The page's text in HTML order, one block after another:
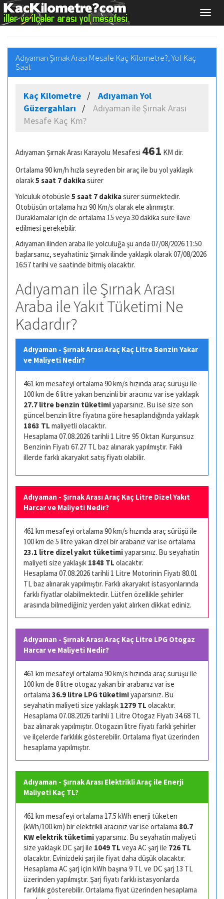
Adıyaman Şırnak Arası Mesafe Kaç Kilometre?, Yol Kaç
Saat
Kaç Kilometre
Adıyaman Yol
Güzergahları
Adıyaman ile Şırnak Arası
Mesafe Kaç Km?
Adıyaman Şırnak Arası Karayolu Mesafesi 461 KM dir.
Ortalama 90 km/h hızla seyreden bir araç ile bu yol yaklaşık
olarak5 saat 7 dakikasürer
Yolculuk otobüsle 5 saat 7 dakikasürer sürmektedir.
Otobüsün ortalama hızı 90 Km/s olarak ele alınmıştır.
Duraklamalar için de ortalama 15 veya 30 dakika süre ilave
edilmesi gerekebilir.
Adıyaman ilinden araba ile yolculuğa şu anda 07/08/2026 11:50
başlarsanız, seyahatiniz Şırnak ilinde yaklaşık olarak 07/08/2026
16:57 tarihi ve saatinde bitmiş olacaktır.
Adıyaman ile Şırnak Arası
Araba ile Yakıt Tüketimi Ne
Kadardır?
Adıyaman - Şırnak Arası Araç Kaç Litre Benzin Yakar
ve Maliyeti Nedir?
461 km mesafeyi ortalama 90 km/s hızında araç sürüşü ile
100 km de 6 litre yakan benzinli bir aracınız var ise yaklaşık
27.7 litre benzin tüketimiyaparsınız. Bu ise size son
güncel benzin litre fiyatına göre hesaplandığında yaklaşık
1863 TL maliyetli olacaktır.
Hesaplama 07.08.2026 tarihli 1 Litre 95 Oktan Kurşunsuz
Benzinin Fiyatı 67.27 TL baz alınarak yapılmıştır. Faklı
illerde farklı akaryakıt satış fiyatı olabilir.
Adıyaman - Şırnak Arası Araç Kaç Litre Dizel Yakıt
Harcar ve Maliyeti Nedir?
461 km mesafeyi ortalama 90 km/s hızında araç sürüşü ile
100 km de 5 litre yakan dizel bir arabanız var ise ortalama
23.1 litre dizel yakıt tüketimiyaparsınız. Bu seyahatin
maliyeti size yaklaşık 1848 TL olacaktır.
Hesaplama 07.08.2026 tarihli 1 Litre Motorinin Fiyatı 80.01
TL baz alınarak yapılmıştır. Farklı akaryakıt istasyonlarında
farklı fiyatlar olabilmektedir. Lütfen özellikle şehirler
arasında bilmediğiniz yerden yakıt alırken dikkat ediniz.
Adıyaman - Şırnak Arası Araç Kaç Litre LPG Otogaz
Harcar ve Maliyeti Nedir?
461 km mesafeyi ortalama 90 km/s hızında araç sürüşü ile
100 km de 8 litre otogaz yakan bir arabanız var ise
ortalama 36.9 litre LPG tüketimiyaparsınız. Bu
seyahatin maliyeti size yaklaşık 1279 TL olacaktır.
Hesaplama 07.08.2026 tarihli 1 Litre Otogaz Fiyatı 34.68 TL
baz alınarak yapılmıştır. Otogazın litre fiyatı farklı şehirler
ve ilçelerde farklılık gösterebilir. Ortalama fiyat üzerinden
hesaplama yapılmıştır.
Adıyaman - Şırnak Arası Elektrikli Araç ile Enerji
Maliyeti Kaç TL?
461 km mesafeyi ortalama 17.5 kWh enerji tüketen
(kWh/100 km) bir elektrikli aracınız var ise ortalama 80.7
KW elektrik tüketimiyaparsınız. Bu seyahatin maliyeti
size yaklaşık DC şarj ile 1049 TL veya AC şarj ile 726 TL
olacaktır. Evinizdeki şarj ile fiyat daha düşük olacaktır.
Hesaplama AC şarj için kWh başına 9 TL ve DC şarj 13 TL
üzerinden yapılmıştır. Şarj fiyatı farklı istasyonlarda
farklılık gösterebilir. Ortalama fiyat üzerinden hesaplama